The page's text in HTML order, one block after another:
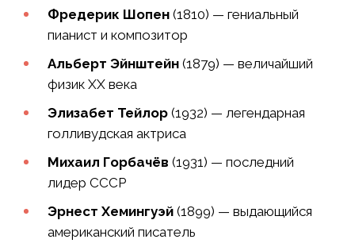
Фредерик Шопен (1810) — гениальный
пианист и композитор
Альберт Эйнштейн (1879) — величайший
физик XX века
Элизабет Тейлор (1932) — легендарная
голливудская актриса
Михаил Горбачёв (1931) — последний
лидер СССР
Эрнест Хемингуэй (1899) — выдающийся
американский писатель